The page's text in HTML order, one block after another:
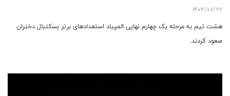
1404/07/26
هشت تیم به مرحله یک چهارم نهایی المپیاد استعدادهای برتر بسکتبال دختران
صعود کردند.